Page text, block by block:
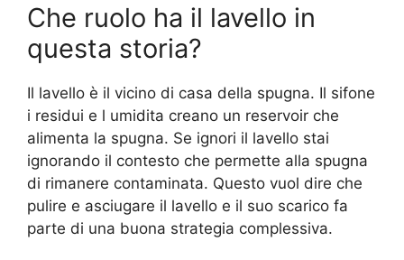
Che ruolo ha il lavello in
questa storia?
Il lavello è il vicino di casa della spugna. Il sifone
i residui e l umidita creano un reservoir che
alimenta la spugna. Se ignori il lavello stai
ignorando il contesto che permette alla spugna
di rimanere contaminata. Questo vuol dire che
pulire e asciugare il lavello e il suo scarico fa
parte di una buona strategia complessiva.